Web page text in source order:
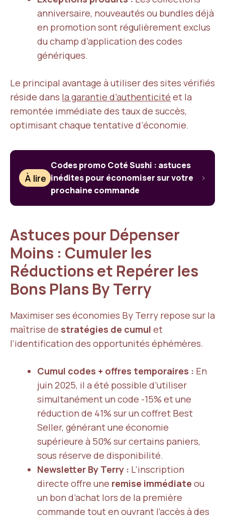
anniversaire, nouveautés ou bundles déjà
en promotion sont régulièrement exclus
du champ d’application des codes
génériques.
Le principal avantage à utiliser des sites vérifiés
réside dans la garantie d’authenticité et la
remontée immédiate des taux de succès,
optimisant chaque tentative d’économie.
À lire
Codes promo Coté Sushi : astuces
inédites pour économiser sur votre
prochaine commande
Astuces pour Dépenser
Moins : Cumuler les
Réductions et Repérer les
Bons Plans By Terry
Maximiser ses économies By Terry repose sur la
maîtrise de stratégies de cumul et
l’identification des opportunités éphémères.
Cumul codes + offres temporaires : En
juin 2025, il a été possible d’utiliser
simultanément un code -15% et une
réduction de 41% sur un coffret Best
Seller, générant une économie
supérieure à 50% sur certains paniers,
sous réserve de disponibilité.
Newsletter By Terry : L’inscription
directe offre une remise immédiate ou
un bon d’achat lors de la première
commande tout en ouvrant l’accès à des